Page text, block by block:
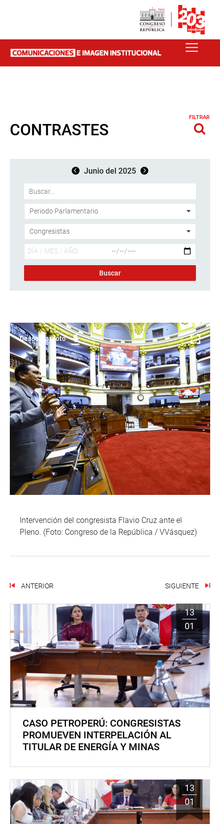
CONTRASTES
FILTRAR
Junio del 2025
Descargar foto
Intervención del congresista Flavio Cruz ante el
Pleno. (Foto: Congreso de la República / VVásquez)
ANTERIOR SIGUIENTE
13
01
CASO PETROPERÚ: CONGRESISTAS
PROMUEVEN INTERPELACIÓN AL
TITULAR DE ENERGÍA Y MINAS
13
01